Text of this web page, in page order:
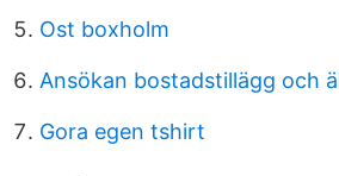
Ost boxholm
Ansökan bostadstillägg och
Gora egen tshirt